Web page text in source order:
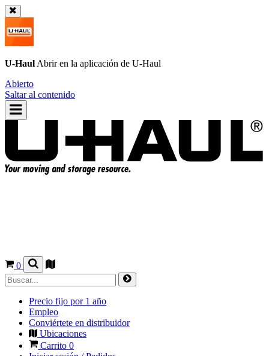
U-Haul Abrir en la aplicación de U-Haul
Abierto
Saltar al contenido
0
Precio fijo por 1 año
Empleo
Conviértete en distribuidor
Ubicaciones
Carrito 0